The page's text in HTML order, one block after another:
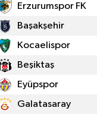
Erzurumspor FK
Başakşehir
Kocaelispor
Beşiktaş
Eyüpspor
Galatasaray